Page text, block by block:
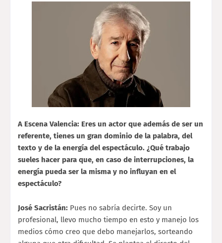
A Escena Valencia: Eres un actor que además de ser un
referente, tienes un gran dominio de la palabra, del
texto y de la energía del espectáculo. ¿Qué trabajo
sueles hacer para que, en caso de interrupciones, la
energía pueda ser la misma y no influyan en el
espectáculo?
José Sacristán: Pues no sabría decirte. Soy un
profesional, llevo mucho tiempo en esto y manejo los
medios cómo creo que debo manejarlos, sorteando